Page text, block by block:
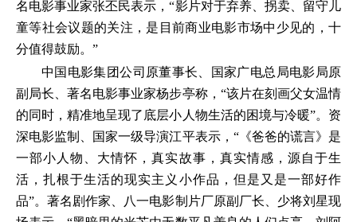
名电影事业家张丕民表示，“影片对于弃养、拐卖、留守儿
童等社会议题的关注，是目前商业电影市场中少见的，十
分值得鼓励。”
中国电影集团公司原董事长、国家广电总局电影局原
副局长、著名电影事业家杨步亭称，“该片在刻画父女温情
的同时，精准地呈现了底层小人物生活的困境与冷暖”。资
深电影监制、国家一级导演江平表示，“《爸爸的谎言》是
一部小人物、大情怀，真实故事，真实情感，源自于生
活，扎根于生活的现实主义小作品，但是又是一部好作
品”。著名剧作家、八一电影制片厂原副厂长、少将刘星现